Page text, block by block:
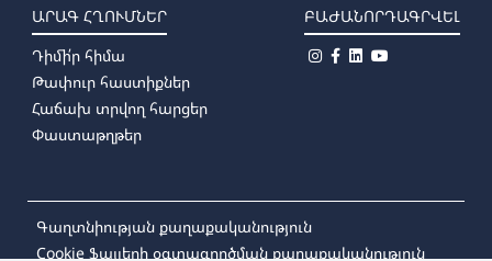
ԱՐԱԳ ՀՂՈՒՄՆԵՐ
Դիմի՛ր հիմա
Թափուր հաստիքներ
Հաճախ տրվող հարցեր
Փաստաթղթեր
ԲԱԺԱՆՈՐԴԱԳՐՎԵԼ
Գաղտնիության քաղաքականություն
Cookie ֆայլերի օգտագործման քաղաքականություն